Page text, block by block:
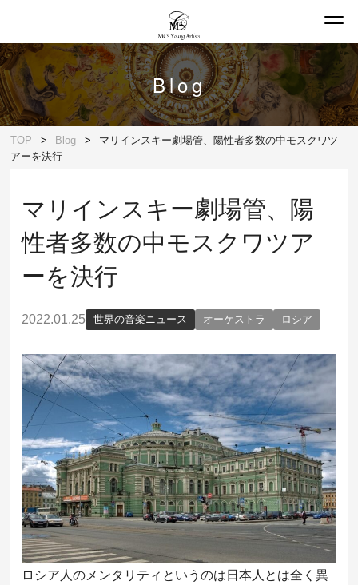
Blog
TOP Blog
マリインスキー劇場管、陽性者多数の中モスクワツ
アーを決行
マリインスキー劇場管、陽
性者多数の中モスクワツア
ーを決行
2022.01.25 世界の音楽ニュース オーケストラ ロシア
ロシア人のメンタリティというのは日本人とは全く異